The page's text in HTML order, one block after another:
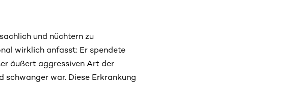
und nüchtern zu
wirklich anfasst: Er spendete
äußert aggressiven Art der
schwanger war. Diese Erkrankung